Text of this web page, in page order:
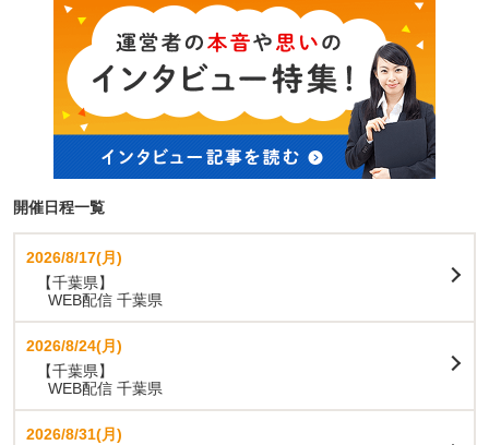
開催日程一覧
2026/8/17(月)
【千葉県】
WEB配信 千葉県
2026/8/24(月)
【千葉県】
WEB配信 千葉県
2026/8/31(月)